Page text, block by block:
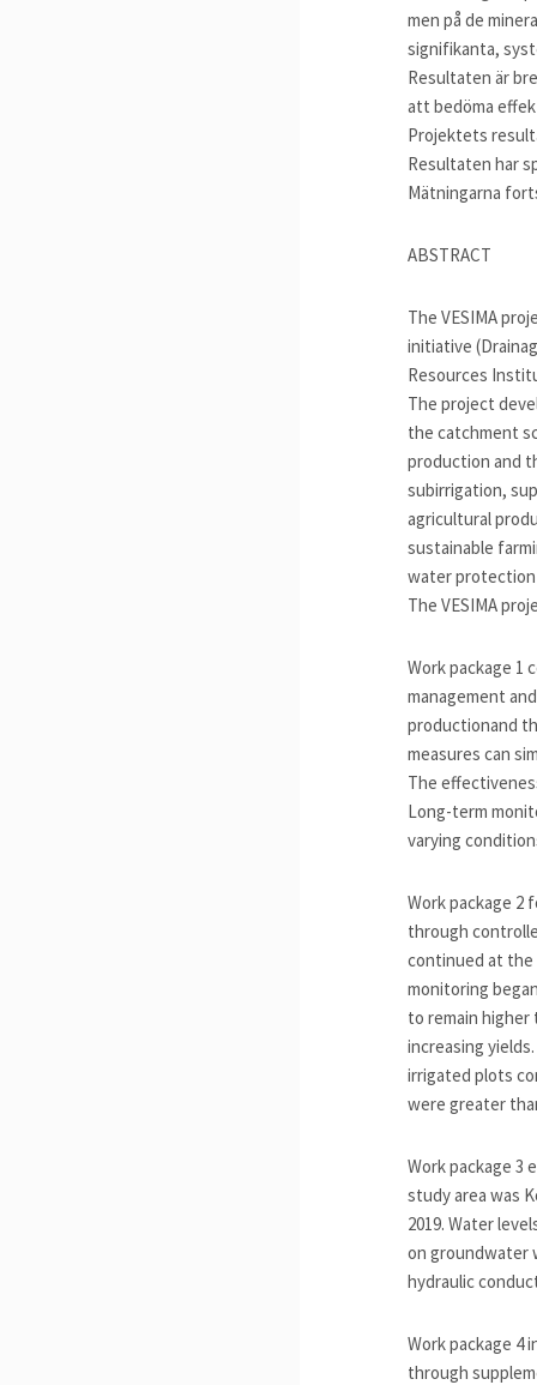
men på de
signifikanta,
Resultaten är
att bedöma
Projektets
Resultaten har
Mätningarna
ABSTRACT
The VESIMA
initiative
Resources
The project
the catchment
production and
subirrigation,
agricultural
sustainable
water protection
The VESIMA
Work package 1
management
productionand
measures can
The
Long-term
varying
Work package 2
through
continued at the
monitoring
to remain
increasing
irrigated plots
were greater
Work package 3
study area was
2019. Water
on groundwater
hydraulic
Work package 4
through